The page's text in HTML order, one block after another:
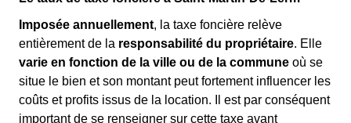
Imposée annuellement, la taxe foncière relève
entièrement de la responsabilité du propriétaire. Elle
varie en fonction de la ville ou de la commune où se
situe le bien et son montant peut fortement influencer les
coûts et profits issus de la location. Il est par conséquent
important de se renseigner sur cette taxe avant